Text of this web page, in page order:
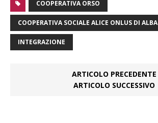
COOPERATIVA ORSO
COOPERATIVA SOCIALE ALICE ONLUS DI ALBA
INTEGRAZIONE
ARTICOLO PRECEDENTE
ARTICOLO SUCCESSIVO